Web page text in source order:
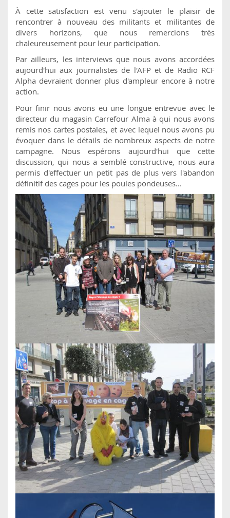
À cette satisfaction est venu s'ajouter le plaisir de
rencontrer à nouveau des militants et militantes de
divers horizons, que nous remercions très
chaleureusement pour leur participation.
Par ailleurs, les interviews que nous avons accordées
aujourd'hui aux journalistes de l'AFP et de Radio RCF
Alpha devraient donner plus d'ampleur encore à notre
action.
Pour finir nous avons eu une longue entrevue avec le
directeur du magasin Carrefour Alma à qui nous avons
remis nos cartes postales, et avec lequel nous avons pu
évoquer dans le détails de nombreux aspects de notre
campagne. Nous espérons aujourd'hui que cette
discussion, qui nous a semblé constructive, nous aura
permis d'effectuer un petit pas de plus vers l'abandon
définitif des cages pour les poules pondeuses...